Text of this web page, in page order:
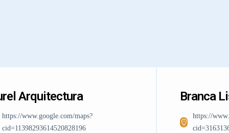
Arquitectura
https://www.google.com/maps?
cid=11398293614520828196
Branca
https://